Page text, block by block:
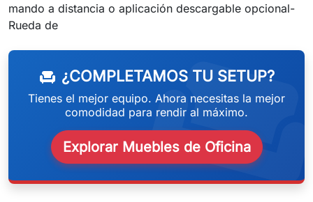
mando a distancia o aplicación descargable opcional-
Rueda de
chair ¿COMPLETAMOS TU SETUP?
Tienes el mejor equipo. Ahora necesitas la mejor
comodidad para rendir al máximo.
Explorar Muebles de Oficina